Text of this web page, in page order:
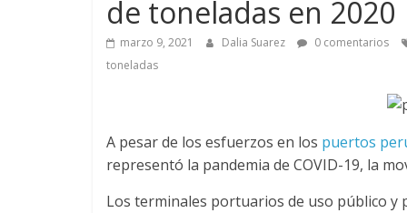
a
u
de toneladas en 2020
marzo 9, 2021 Dalia Suarez 0 comentarios
toneladas
A pesar de los esfuerzos en los puertos
representó la pandemia de COVID-19, la
Los terminales portuarios de uso público y